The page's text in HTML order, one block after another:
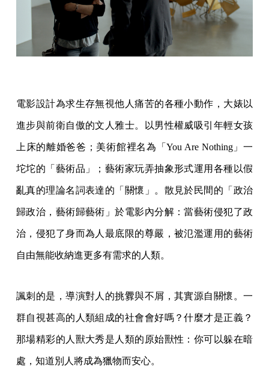
電影設計為求生存無視他人痛苦的各種小動作，大婊以
進步與前衛自傲的文人雅士。以男性權威吸引年輕女孩
上床的離婚爸爸；美術館裡名為「You Are Nothing」一
坨坨的「藝術品」；藝術家玩弄抽象形式運用各種以假
亂真的理論名詞表達的「關懷」。散見於民間的「政治
歸政治，藝術歸藝術」於電影內分解：當藝術侵犯了政
治，侵犯了身而為人最底限的尊嚴，被氾濫運用的藝術
自由無能收納進更多有需求的人類。
諷刺的是，導演對人的挑釁與不屑，其實源自關懷。一
群自視甚高的人類組成的社會會好嗎？什麼才是正義？
那場精彩的人獸大秀是人類的原始獸性：你可以躲在暗
處，知道別人將成為獵物而安心。